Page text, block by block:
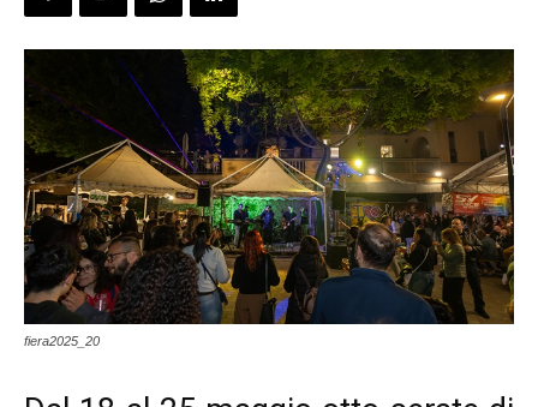
fiera2025_20